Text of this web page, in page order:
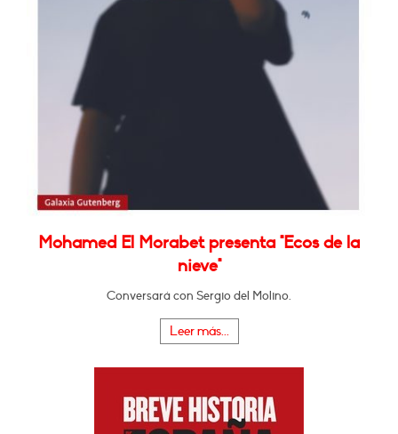
Mohamed El Morabet presenta "Ecos de la
nieve"
Conversará con Sergio del Molino.
Leer más...